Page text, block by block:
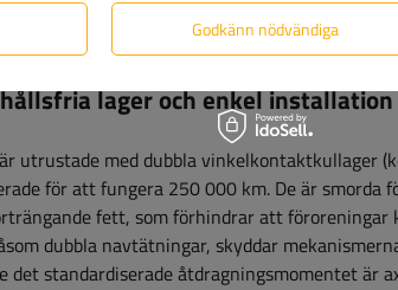
lager och enkel installation
utrustade med dubbla vinkelkontaktkullager
för att fungera 250 000 km. De är smorda
fett, som förhindrar att föroreningar
dubbla navtätningar, skyddar
det standardiserade åtdragningsmomentet är
Godkänn nödvändiga